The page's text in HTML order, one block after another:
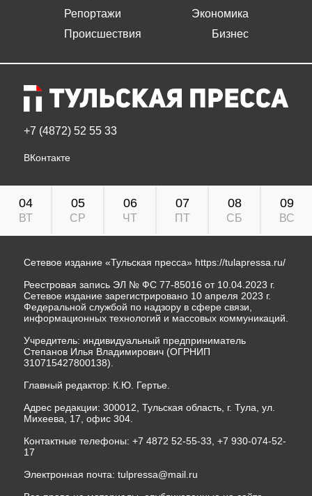
Репортажи
Происшествия
Экономика
Бизнес
+7 (4872) 52 55 33
ВКонтакте
04
ВТ
05
СР
06
ЧТ
07
ПТ
08
СБ
09
ВС
Сетевое издание «Тульская пресса» https://tulapressa.ru/
Реестровая запись ЭЛ № ФС 77-85016 от 10.04.2023 г.
Сетевое издание зарегистрировано 10 апреля 2023 г.
Федеральной службой по надзору в сфере связи,
информационных технологий и массовых коммуникаций.
Учредитель: индивидуальный предприниматель
Степанов Илья Владимирович (ОГРНИП
310715427800138).
Главный редактор: К.Ю. Гертье.
Адрес редакции: 300012, Тульская область, г. Тула, ул.
Михеева, 17, офис 304.
Контактные телефоны: +7 4872 52-55-33, +7 930-074-52-
17
Электронная почта: tulpressa@mail.ru